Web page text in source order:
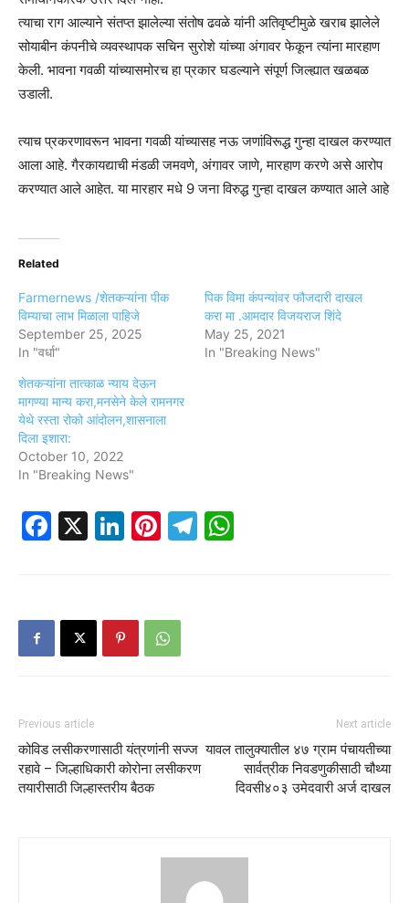
त्याचा राग आल्याने संतप्त झालेल्या संतोष ढवळे यांनी अतिवृष्टीमुळे खराब झालेले
सोयाबीन कंपनीचे व्यवस्थापक सचिन सुरोशे यांच्या अंगावर फेकून त्यांना मारहाण
केली. भावना गवळी यांच्यासमोरच हा प्रकार घडल्याने संपूर्ण जिल्ह्यात खळबळ
उडाली.
त्याच प्रकरणावरून भावना गवळी यांच्यासह नऊ जणांविरूद्ध गुन्हा दाखल करण्यात
आला आहे. गैरकायद्याची मंडळी जमवणे, अंगावर जाणे, मारहाण करणे असे आरोप
करण्यात आले आहेत. या मारहार मधे 9 जना विरुद्ध गुन्हा दाखल कण्यात आले आहे
Related
Farmernews /शेतकऱ्यांना पीक
विम्याचा लाभ मिळाला पाहिजे
September 25, 2025
In "वर्धा"
पिक विमा कंपन्यांवर फौजदारी दाखल
करा मा .आमदार विजयराज शिंदे
May 25, 2021
In "Breaking News"
शेतकऱ्यांना तात्काळ न्याय देऊन
मागण्या मान्य करा,मनसेने केले रामनगर
येथे रस्ता रोको आंदोलन,शासनाला
दिला इशारा:
October 10, 2022
In "Breaking News"
Facebook
X LinkedIn
Pinterest
Telegram
Previous article
कोविड लसीकरणासाठी यंत्रणांनी सज्ज
रहावे – जिल्हाधिकारी कोरोना लसीकरण
तयारीसाठी जिल्हास्तरीय बैठक
Next article
यावल तालुक्यातील ४७ ग्राम पंचायतीच्या
सार्वत्रीक निवडणुकीसाठी चौथ्या
दिवसी४०३ उमेदवारी अर्ज दाखल